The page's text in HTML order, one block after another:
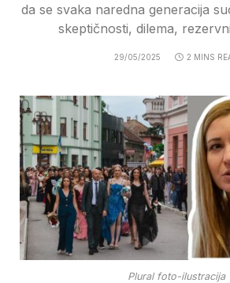
da se svaka naredna generacija
skeptičnosti, dilema,
29/05/2025 2 MINS
Plural foto-ilustracija